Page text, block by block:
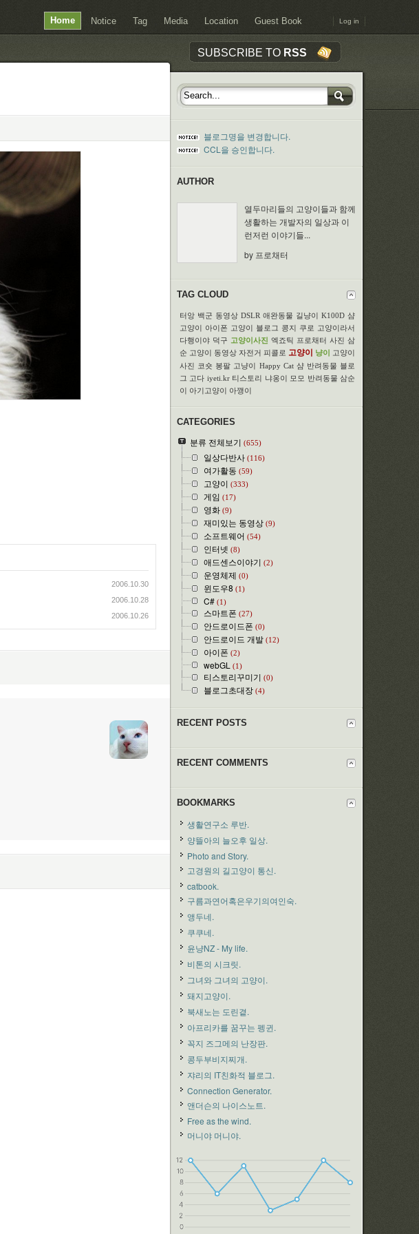
Log in
Home Notice Tag Media Location Guest Book
SUBSCRIBE TO RSS
2006.10.30
2006.10.28
2006.10.26
블로그명을 변경합니다.
CCL을 승인합니다.
AUTHOR
열두마리들의 고양이들과 함께
생활하는 개발자의 일상과 이
런저런 이야기들...
by 프로채터
TAG CLOUD
터앙 백군 동영상 DSLR 애완동물 길냥이 K100D 샴
고양이 아이폰 고양이 블로그 콩지 쿠로
고양이라서
다행이야 덕구 고양이사진 엑죠틱 프로채터 사진 삼
순 고양이 동영상 자전거 피콜로 고양이 냥이 고양이
사진 코숏 봉팔 고냥이 Happy Cat 샴 반려동물 블로
그 고다 iyeti.kr 티스토리 냐옹이 모모 반려동물 삼순
이 아기고양이 아깽이
CATEGORIES
분류 전체보기 (655)
일상다반사 (116)
여가활동 (59)
고양이 (333)
게임 (17)
영화 (9)
재미있는 동영상 (9)
소프트웨어 (54)
인터넷 (8)
애드센스이야기 (2)
운영체제 (0)
윈도우8 (1)
C# (1)
스마트폰 (27)
안드로이드폰 (0)
안드로이드 개발 (12)
아이폰 (2)
webGL (1)
티스토리꾸미기 (0)
블로그초대장 (4)
RECENT POSTS
RECENT COMMENTS
BOOKMARKS
생활연구소 루반.
양뜰아의 늘오후 일상.
Photo and Story.
고경원의 길고양이 통신.
catbook.
구름과연어혹은우기의여인숙.
앵두네.
쿠쿠네.
윤냥NZ - My life.
비톤의 시크릿.
그녀와 그녀의 고양이.
돼지고양이.
북새노는 도린곁.
아프리카를 꿈꾸는 펭귄.
꼭지 즈그메의 난장판.
콩두부비지찌개.
쟈리의 IT친화적 블로그.
Connection Generator.
앤더슨의 나이스노트.
Free as the wind.
머니야 머니야.